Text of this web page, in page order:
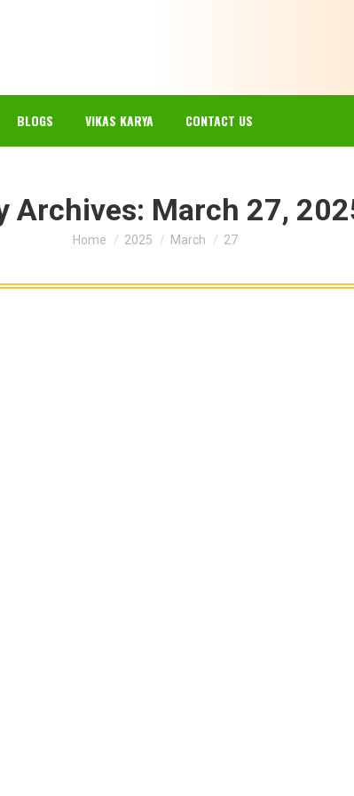
BLOGS VIKAS KARYA CONTACT US
Archives: March 27,
You are here:
Home 2025 March 27